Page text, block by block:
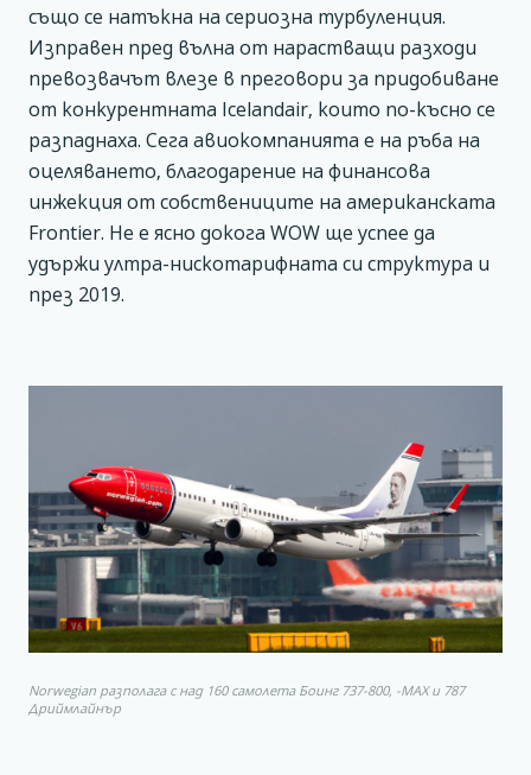
също се натъкна на сериозна турбуленция.
Изправен пред вълна от нарастващи разходи
превозвачът влезе в преговори за придобиване
от конкурентната Icelandair, които по-късно се
разпаднаха. Сега авиокомпанията е на ръба на
оцеляването, благодарение на финансова
инжекция от собствениците на американската
Frontier. Не е ясно докога WOW ще успее да
удържи ултра-нискотарифната си структура и
през 2019.
Norwegian разполага с над 160 самолета Боинг 737-800, -МАХ и 787
Дриймлайнър